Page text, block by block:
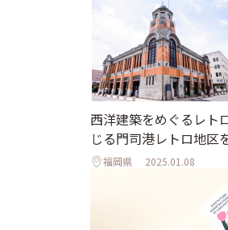
西洋建築をめぐるレ
じる門司港レトロ地区
福岡県 2025.01.08